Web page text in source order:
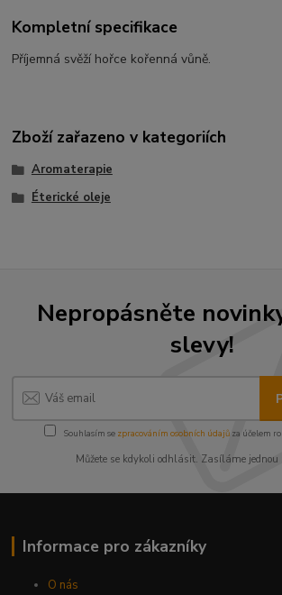
Kompletní specifikace
Příjemná svěží hořce kořenná vůně.
Zboží zařazeno v kategoriích
Aromaterapie
Éterické oleje
Nepropásněte
slevy!
Souhlasím se zpracováním osobních údajůza účelem
Můžete se kdykoli odhlásit. Zasíláme
Informace pro zákazníky
O nás